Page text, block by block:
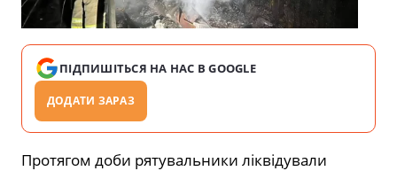
ПІДПИШІТЬСЯ НА НАС В GOOGLE
ДОДАТИ ЗАРАЗ
Протягом доби рятувальники ліквідували